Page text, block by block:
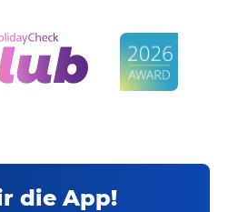
die App!